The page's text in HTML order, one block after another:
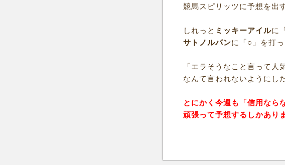
競馬スピリッツに予想を出
しれっと ミッキーアイルに
サトノルパンに「○」を打
「エラそうなこと言って人
なんて言われないようにし
とにかく今週も「信用なら
頑張って予想するしかあり